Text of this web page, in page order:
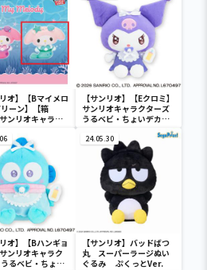
リオ】【Bマイメロ
ーン】【箱
ンリオキャラク
～マイメロ
ーメイドver. ～
【サンリオ】【Eクロミ】
サンリオキャラクターズ
うるベビ・ちょいデカド
リオ】【Bハンギョ
ンリオキャラク
るベビ・ちょい
24.05.30
【サンリオ】バッドばつ
丸 スーパーラージぬい
ぐるみ ぷくっとVer.